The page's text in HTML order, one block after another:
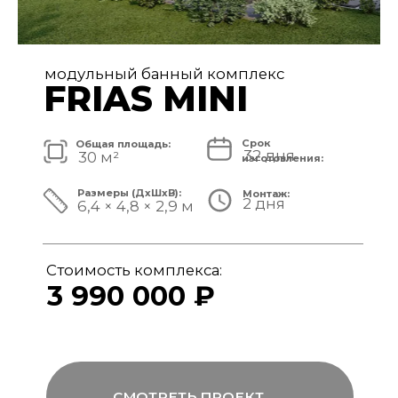
4 890 000 ₽
Монтаж:
2 дня
8,4 × 4,8 × 3,1 м
Размеры (ДxШxВ):
32 дня
изготовления:
40 м²
модульный банный комплекс